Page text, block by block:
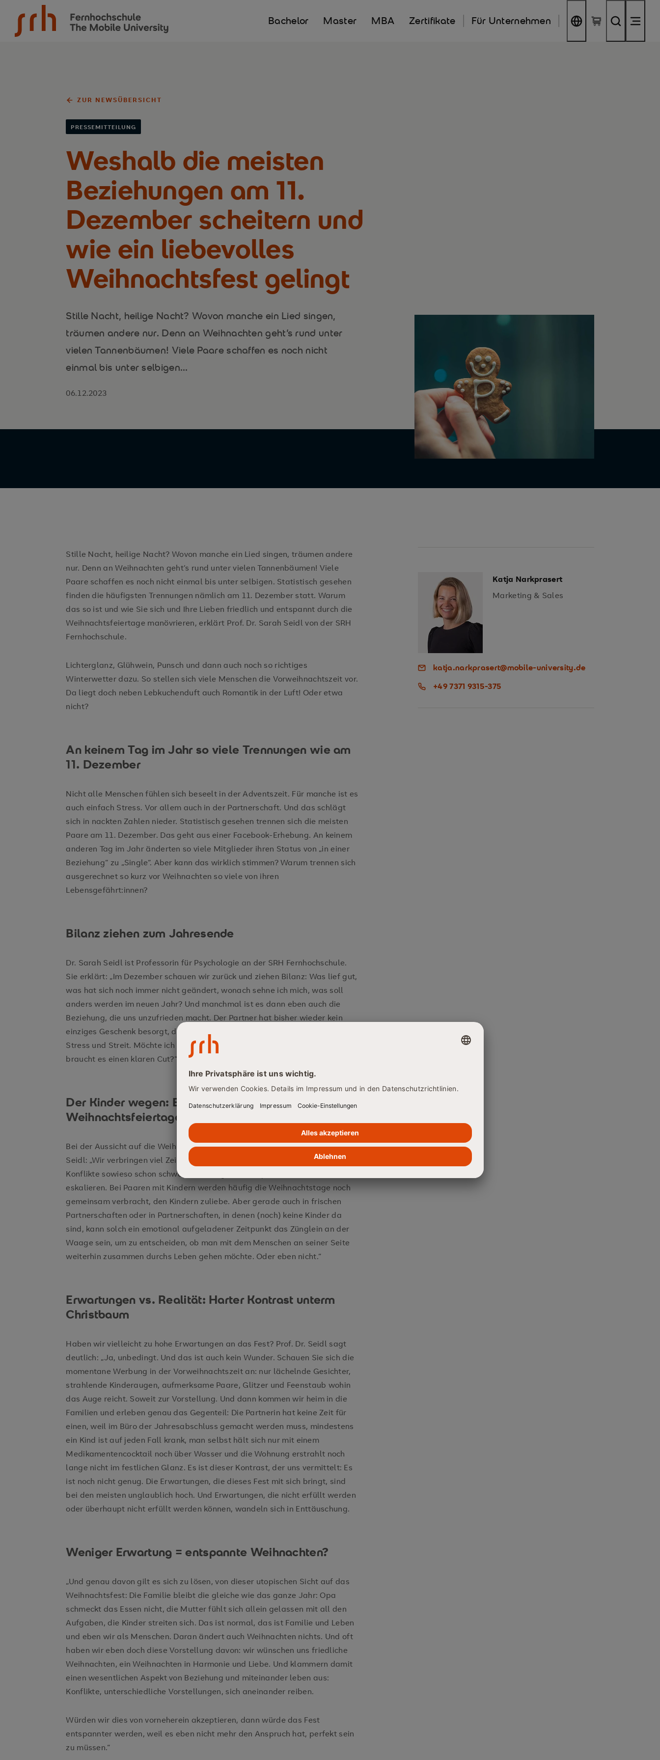
Bachelor Master MBA Zertifikate Für Unternehmen
ZUR NEWSÜBERSICHT
PRESSEMITTEILUNG
Weshalb die meisten
Beziehungen am 11.
Dezember scheitern und
wie ein liebevolles
Weihnachtsfest gelingt
Stille Nacht, heilige Nacht? Wovon manche ein Lied singen,
träumen andere nur. Denn an Weihnachten geht’s rund unter
vielen Tannenbäumen! Viele Paare schaffen es noch nicht
einmal bis unter selbigen...
06.12.2023
Stille Nacht, heilige Nacht? Wovon manche ein Lied singen, träumen andere
nur. Denn an Weihnachten geht’s rund unter vielen Tannenbäumen! Viele
Paare schaffen es noch nicht einmal bis unter selbigen. Statistisch gesehen
finden die häufigsten Trennungen nämlich am 11. Dezember statt. Warum
das so ist und wie Sie sich und Ihre Lieben friedlich und entspannt durch die
Weihnachtsfeiertage manövrieren, erklärt Prof. Dr. Sarah Seidl von der SRH
Fernhochschule.
Lichterglanz, Glühwein, Punsch und dann auch noch so richtiges
Winterwetter dazu. So stellen sich viele Menschen die Vorweihnachtszeit vor.
Da liegt doch neben Lebkuchenduft auch Romantik in der Luft! Oder etwa
nicht?
An keinem Tag im Jahr so viele Trennungen wie am
11. Dezember
Nicht alle Menschen fühlen sich beseelt in der Adventszeit. Für manche ist es
auch einfach Stress. Vor allem auch in der Partnerschaft. Und das schlägt
sich in nackten Zahlen nieder. Statistisch gesehen trennen sich die meisten
Paare am 11. Dezember. Das geht aus einer Facebook-Erhebung. An keinem
anderen Tag im Jahr änderten so viele Mitglieder ihren Status von „in einer
Beziehung“ zu „Single“. Aber kann das wirklich stimmen? Warum trennen sich
ausgerechnet so kurz vor Weihnachten so viele von ihren
Lebensgefährt:innen?
Bilanz ziehen zum Jahresende
Dr. Sarah Seidl ist Professorin für Psychologie an der SRH Fernhochschule.
Sie erklärt: „Im Dezember schauen wir zurück und ziehen Bilanz: Was lief gut,
was hat sich noch immer nicht geändert, wonach sehne ich mich, was soll
anders werden im neuen Jahr? Und manchmal ist es dann eben auch die
Beziehung, die uns unzufrieden macht. Der Partner hat bisher wieder kein
einziges Geschenk besorgt, die besinnliche Adventszeit ist geprägt von
Stress und Streit. Möchte ich mir das noch ein weiteres Mal antun oder
braucht es einen klaren Cut?“
Der Kinder wegen: Eltern warten eher noch die
Weihnachtsfeiertage ab
Bei der Aussicht auf die Weihnachtsfeiertage wird es nicht entspannter.
Seidl: „Wir verbringen viel Zeit miteinander, sitzen aufeinander. Wenn nun
Konflikte sowieso schon schwelen, ist es genau der passende Moment, um zu
eskalieren. Bei Paaren mit Kindern werden häufig die Weihnachtstage noch
gemeinsam verbracht, den Kindern zuliebe. Aber gerade auch in frischen
Partnerschaften oder in Partnerschaften, in denen (noch) keine Kinder da
sind, kann solch ein emotional aufgeladener Zeitpunkt das Zünglein an der
Waage sein, um zu entscheiden, ob man mit dem Menschen an seiner Seite
weiterhin zusammen durchs Leben gehen möchte. Oder eben nicht.“
Erwartungen vs. Realität: Harter Kontrast unterm
Christbaum
Haben wir vielleicht zu hohe Erwartungen an das Fest? Prof. Dr. Seidl sagt
deutlich: „Ja, unbedingt. Und das ist auch kein Wunder. Schauen Sie sich die
momentane Werbung in der Vorweihnachtszeit an: nur lächelnde Gesichter,
strahlende Kinderaugen, aufmerksame Paare, Glitzer und Feenstaub wohin
das Auge reicht. Soweit zur Vorstellung. Und dann kommen wir heim in die
Familien und erleben genau das Gegenteil: Die Partnerin hat keine Zeit für
einen, weil im Büro der Jahresabschluss gemacht werden muss, mindestens
ein Kind ist auf jeden Fall krank, man selbst hält sich nur mit einem
Medikamentencocktail noch über Wasser und die Wohnung erstrahlt noch
lange nicht im festlichen Glanz. Es ist dieser Kontrast, der uns vermittelt: Es
ist noch nicht genug. Die Erwartungen, die dieses Fest mit sich bringt, sind
bei den meisten unglaublich hoch. Und Erwartungen, die nicht erfüllt werden
oder überhaupt nicht erfüllt werden können, wandeln sich in Enttäuschung.
Weniger Erwartung = entspannte Weihnachten?
„Und genau davon gilt es sich zu lösen, von dieser utopischen Sicht auf das
Weihnachtsfest: Die Familie bleibt die gleiche wie das ganze Jahr: Opa
schmeckt das Essen nicht, die Mutter fühlt sich allein gelassen mit all den
Aufgaben, die Kinder streiten sich. Das ist normal, das ist Familie und Leben
und eben wir als Menschen. Daran ändert auch Weihnachten nichts. Und oft
haben wir eben doch diese Vorstellung davon: wir wünschen uns friedliche
Weihnachten, ein Weihnachten in Harmonie und Liebe. Und klammern damit
einen wesentlichen Aspekt von Beziehung und miteinander leben aus:
Konflikte, unterschiedliche Vorstellungen, sich aneinander reiben.
Würden wir dies von vorneherein akzeptieren, dann würde das Fest
entspannter werden, weil es eben nicht mehr den Anspruch hat, perfekt sein
zu müssen.“
Katja Narkprasert
Marketing & Sales
katja.narkprasert@mobile-university.de
+49 7371 9315-375